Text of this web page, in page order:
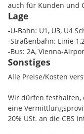
auch für Kunden und
Mit seiner
Jugendstil-Ambiente
eine repräsentative
Wir dürfen festhalten,
die CBS International
Ebenso möchten wir
Lage
-U-Bahn: U1, U3, U4
-Straßenbahn: Linie
-Bus: 2A, Vienna-
Sonstiges
Alle Preise/Kosten
Wir dürfen festhalten,
eine
20% USt. an die CBS